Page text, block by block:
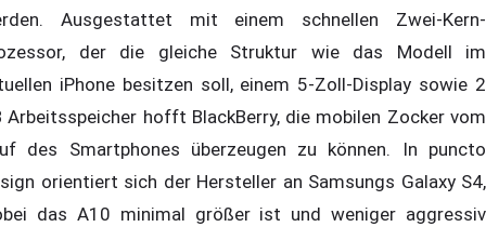
Ausgestattet mit einem schnellen Zwei-Kern-
der die gleiche Struktur wie das Modell im
iPhone besitzen soll, einem 5-Zoll-Display sowie 2
Arbeitsspeicher hofft BlackBerry, die mobilen Zocker vom
des Smartphones überzeugen zu können. In puncto
orientiert sich der Hersteller an Samsungs Galaxy S4,
das A10 minimal größer ist und weniger aggressiv